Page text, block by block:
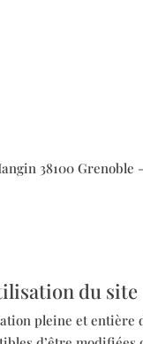
38100 Grenoble
du site
pleine et entière